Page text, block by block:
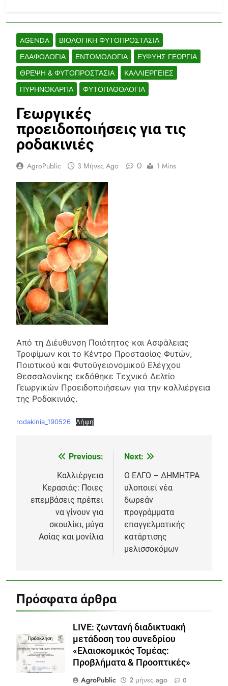
AGENDA
ΒΙΟΛΟΓΙΚΉ ΦΥΤΟΠΡΟΣΤΑΣΊΑ
ΕΔΑΦΟΛΟΓΊΑ
ΕΝΤΟΜΟΛΟΓΊΑ
ΕΥΦΥΉΣ ΓΕΩΡΓΊΑ
ΘΡΕΨΗ & ΦΥΤΟΠΡΟΣΤΑΣΊΑ
ΚΑΛΛΙΈΡΓΕΙΕΣ
ΠΥΡΗΝΌΚΑΡΠΑ
ΦΥΤΟΠΑΘΟΛΟΓΊΑ
Γεωργικές
προειδοποιήσεις για τις
ροδακινιές
AgroPublic 3 Μήνες Ago 0 1 Mins
Από τη Διέυθυνση Ποιότητας και Ασφάλειας
Τροφίμων και το Κέντρο Προστασίας Φυτών,
Ποιοτικού και Φυτοϋγειονομικού Ελέγχου
Θεσσαλονίκης εκδόθηκε Τεχνικό Δελτίο
Γεωργικών Προειδοποιήσεων για την καλλιέργεια
της Ροδακινιάς.
rodakinia_190526 Λήψη
Πλοήγηση
άρθρων
Previous:
Καλλιέργεια
Κερασιάς: Ποιες
επεμβάσεις πρέπει
να γίνουν για
σκουλίκι, μύγα
Ασίας και μονίλια
Next:
O ΕΛΓΟ – ΔΗΜΗΤΡΑ
υλοποιεί νέα
δωρεάν
προγράμματα
επαγγελματικής
κατάρτισης
μελισσοκόμων
Πρόσφατα άρθρα
LIVE: ζωντανή διαδικτυακή
μετάδοση του συνεδρίου
«Ελαιοκομικός Τομέας:
Προβλήματα & Προοπτικές»
AgroPublic
2 μήνες ago 0